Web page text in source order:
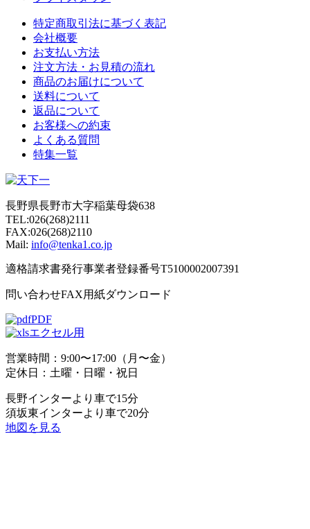
特定商取引法に基づく表記
会社概要
お支払い方法
注文方法・お見積の流れ
商品のお届けについて
送料について
返品について
お客様への約束
よくある質問
特集一覧
長野県長野市大字稲葉母袋638
TEL:026(268)2111
FAX:026(268)2110
Mail: info@tenka1.co.jp
適格請求書発行事業者登録番号T5100002007391
問い合わせFAX用紙ダウンロード
PDF
エクセル用
営業時間：9:00〜17:00（月〜金）
定休日：土曜・日曜・祝日
長野インターより車で15分
須坂東インターより車で20分
地図を見る